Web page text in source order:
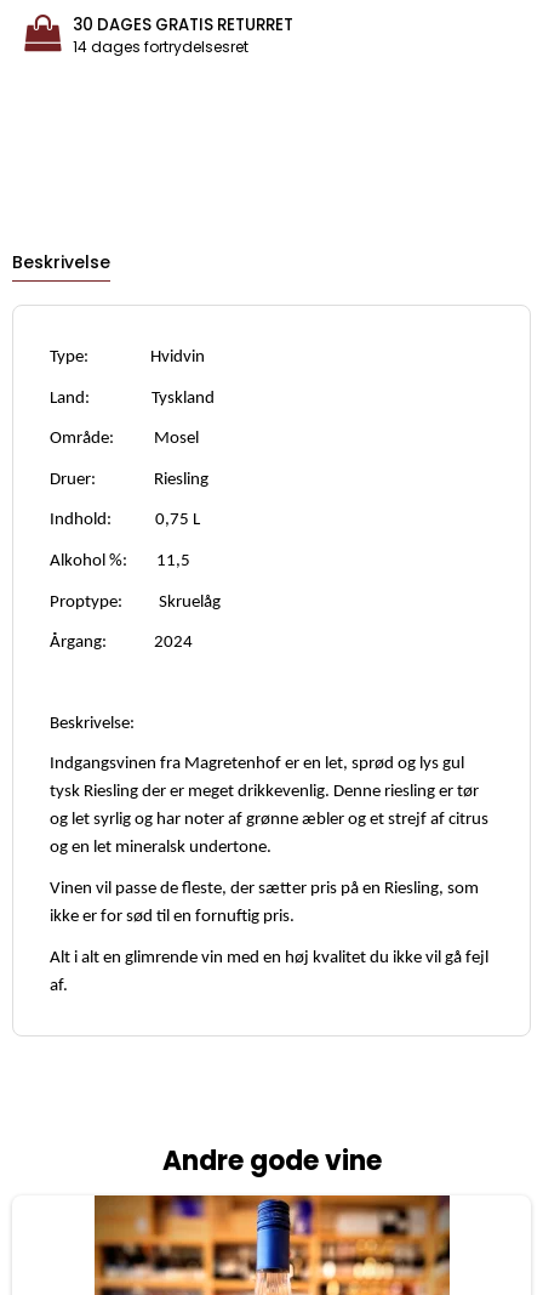
30 DAGES GRATIS RETURRET
14 dages fortrydelsesret
Beskrivelse
Type: Hvidvin
Land: Tyskland
Område: Mosel
Druer: Riesling
Indhold: 0,75 L
Alkohol %: 11,5
Proptype: Skruelåg
Årgang: 2024
Beskrivelse:
Indgangsvinen fra Magretenhof er en let, sprød og lys gul
tysk Riesling der er meget drikkevenlig. Denne riesling er tør
og let syrlig og har noter af grønne æbler og et strejf af citrus
og en let mineralsk undertone.
Vinen vil passe de fleste, der sætter pris på en Riesling, som
ikke er for sød til en fornuftig pris.
Alt i alt en glimrende vin med en høj kvalitet du ikke vil gå fejl
af.
Andre gode vine